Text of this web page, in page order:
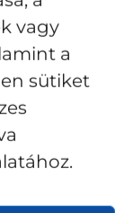
vagy
a
sütiket